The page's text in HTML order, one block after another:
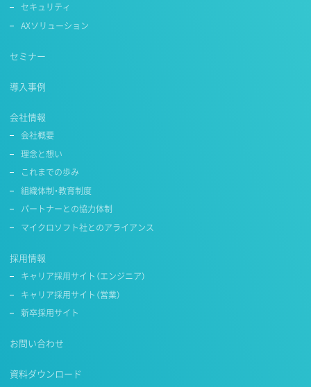
セキュリティ
AXソリューション
セミナー
導入事例
会社情報
会社概要
理念と想い
これまでの歩み
組織体制・教育制度
パートナーとの協力体制
マイクロソフト社とのアライアンス
採用情報
キャリア採用サイト（エンジニア）
キャリア採用サイト（営業）
新卒採用サイト
お問い合わせ
資料ダウンロード